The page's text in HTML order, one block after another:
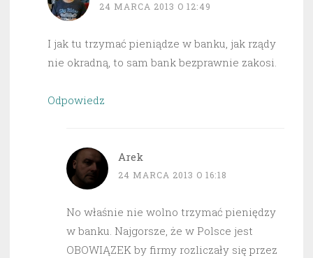
24 MARCA 2013 O 12:49
I jak tu trzymać pieniądze w banku, jak rządy
nie okradną, to sam bank bezprawnie zakosi.
Odpowiedz
Arek
24 MARCA 2013 O 16:18
No właśnie nie wolno trzymać pieniędzy
w banku. Najgorsze, że w Polsce jest
OBOWIĄZEK by firmy rozliczały się przez